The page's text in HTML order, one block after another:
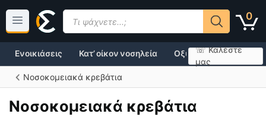
περιεχόμενο
0
Products
search
☏ Καλέστε
μας
Κατ’ οίκον νοσηλεία Οξυγονοθεραπεία
Ενοικιάσεις
Νοσοκομειακά κρεβάτια
Νοσοκομειακά κρεβάτια